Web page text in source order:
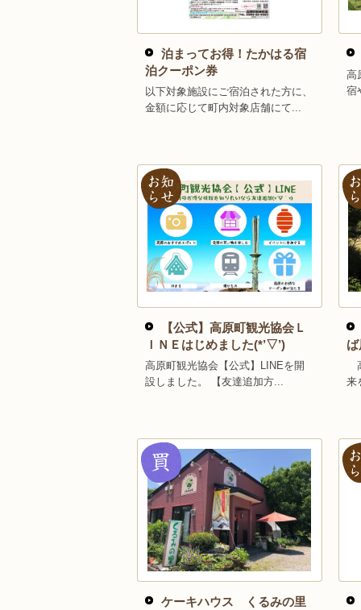
泊まってお得！たかはる宿
泊クーポン券
以下対象施設にご宿泊された方に、
金額に応じて町内対象店舗にて...
高
宿
【公式】高原町観光協会Ｌ
ＩＮＥはじめました(*’▽’)
高原町観光協会【公式】LINEを開
設しました。 【友達追加方...
来
ケーキハウス くるみの里